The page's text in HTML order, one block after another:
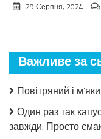
29 Серпня, 2024
Важливе за
Повітряний і
Один раз так
завжди. Просто